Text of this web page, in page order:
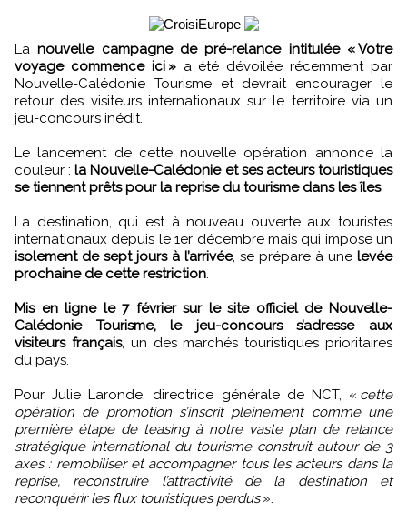
Lanouvelle campagne de pré-relance intitulée « Votre
voyage commence ici »a été dévoilée récemment par
Nouvelle-Calédonie Tourisme et devrait encourager le
retour des visiteurs internationaux sur le territoire via un
jeu-concours inédit.
Le lancement de cette nouvelle opération annonce la
couleur :la Nouvelle-Calédonie et ses acteurs touristiques
se tiennent prêts pour la reprise du tourisme dans les îles.
La destination, qui est à nouveau ouverte aux touristes
internationaux depuis le 1er décembre mais qui impose un
isolement de sept jours à l’arrivée, se prépare à une levée
prochaine de cette restriction.
Mis en ligne le 7 février sur le site officiel de Nouvelle-
Calédonie Tourisme, le jeu-concours s’adresse aux
visiteurs français, un des marchés touristiques prioritaires
du pays.
Pour Julie Laronde, directrice générale de NCT, « cette
opération de promotion s’inscrit pleinement comme une
première étape de teasing à notre vaste plan de relance
stratégique international du tourisme construit autour de 3
axes : remobiliser et accompagner tous les acteurs dans la
reprise, reconstruire l’attractivité de la destination et
reconquérir les flux touristiques perdus».